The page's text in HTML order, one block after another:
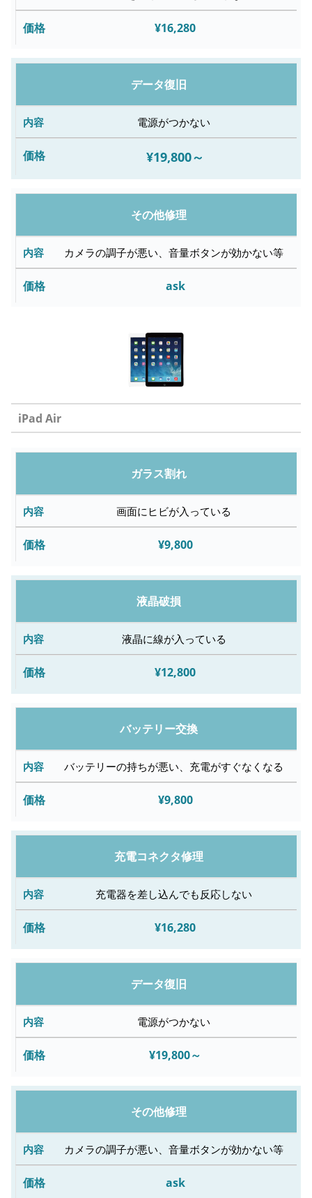
¥16,280
データ復旧
電源がつかない
¥19,800～
その他修理
カメラの調子が悪い、音量ボタンが効かない等
ask
iPad Air
理
内
容
故
容
修
理
ガラス割れ
画面にヒビが入っている
¥9,800
液晶破損
液晶に線が入っている
¥12,800
バッテリー交換
バッテリーの持ちが悪い、充電がすぐなくなる
¥9,800
充電コネクタ修理
充電器を差し込んでも反応しない
¥16,280
データ復旧
電源がつかない
¥19,800～
その他修理
カメラの調子が悪い、音量ボタンが効かない等
ask